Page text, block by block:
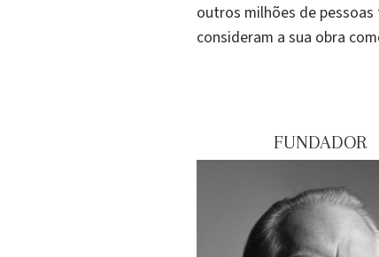
outros milhões de
consideram a sua obra
FUNDADOR